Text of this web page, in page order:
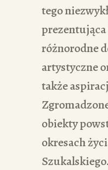
tego
różnorodne
artystyczne
także
obiekty
okresach